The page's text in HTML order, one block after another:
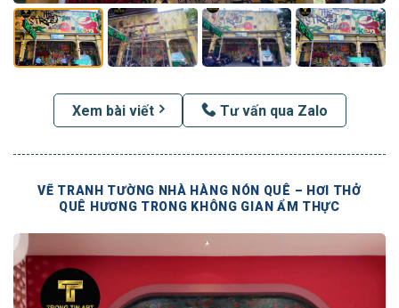
Xem bài viết Tư vấn qua Zalo
VẼ TRANH TƯỜNG NHÀ HÀNG NÓN QUÊ – HƠI THỞ
QUÊ HƯƠNG TRONG KHÔNG GIAN ẨM THỰC